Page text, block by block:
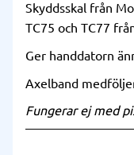
Skyddsskal från
TC75 och TC77
Ger handdatorn
Axelband
Fungerar ej med